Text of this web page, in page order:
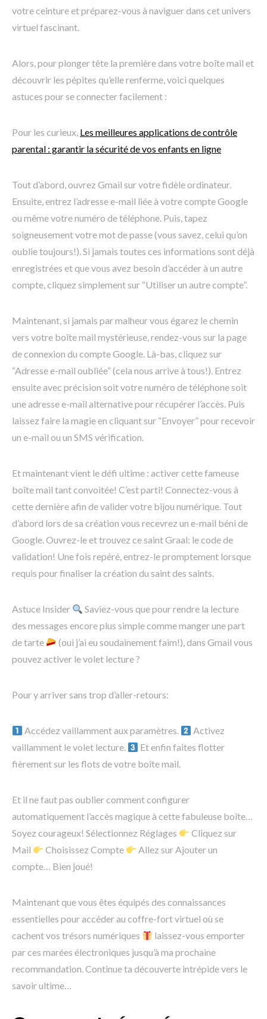
votre ceinture et préparez-vous à naviguer dans cet univers
virtuel fascinant.
Alors, pour plonger tête la première dans votre boîte mail et
découvrir les pépites qu’elle renferme, voici quelques
astuces pour se connecter facilement :
Pour les curieux, Les meilleures applications de contrôle
parental : garantir la sécurité de vos enfants en ligne
Tout d’abord, ouvrez Gmail sur votre fidèle ordinateur.
Ensuite, entrez l’adresse e-mail liée à votre compte Google
ou même votre numéro de téléphone. Puis, tapez
soigneusement votre mot de passe (vous savez, celui qu’on
oublie toujours!). Si jamais toutes ces informations sont déjà
enregistrées et que vous avez besoin d’accéder à un autre
compte, cliquez simplement sur “Utiliser un autre compte”.
Maintenant, si jamais par malheur vous égarez le chemin
vers votre boîte mail mystérieuse, rendez-vous sur la page
de connexion du compte Google. Là-bas, cliquez sur
“Adresse e-mail oubliée” (cela nous arrive à tous!). Entrez
ensuite avec précision soit votre numéro de téléphone soit
une adresse e-mail alternative pour récupérer l’accès. Puis
laissez faire la magie en cliquant sur “Envoyer” pour recevoir
un e-mail ou un SMS vérification.
Et maintenant vient le défi ultime : activer cette fameuse
boîte mail tant convoitée! C’est parti! Connectez-vous à
cette dernière afin de valider votre bijou numérique. Tout
d’abord lors de sa création vous recevrez un e-mail béni de
Google. Ouvrez-le et trouvez ce saint Graal: le code de
validation! Une fois repéré, entrez-le promptement lorsque
requis pour finaliser la création du saint des saints.
Astuce Insider
Saviez-vous que pour rendre la lecture
des messages encore plus simple comme manger une part
de tarte
(oui j’ai eu soudainement faim!), dans Gmail vous
pouvez activer le volet lecture ?
Pour y arriver sans trop d’aller-retours:
Accédez vaillamment aux paramètres.
Activez
vaillamment le volet lecture.
Et enfin faites flotter
fièrement sur les flots de votre boîte mail.
Et il ne faut pas oublier comment configurer
automatiquement l’accès magique à cette fabuleuse boîte…
Soyez courageux! Sélectionnez Réglages
Cliquez sur
Mail
Choisissez Compte
Allez sur Ajouter un
compte… Bien joué!
Maintenant que vous êtes équipés des connaissances
essentielles pour accéder au coffre-fort virtuel où se
cachent vos trésors numériques
laissez-vous emporter
par ces marées électroniques jusqu’à ma prochaine
recommandation. Continue ta découverte intrépide vers le
savoir ultime…